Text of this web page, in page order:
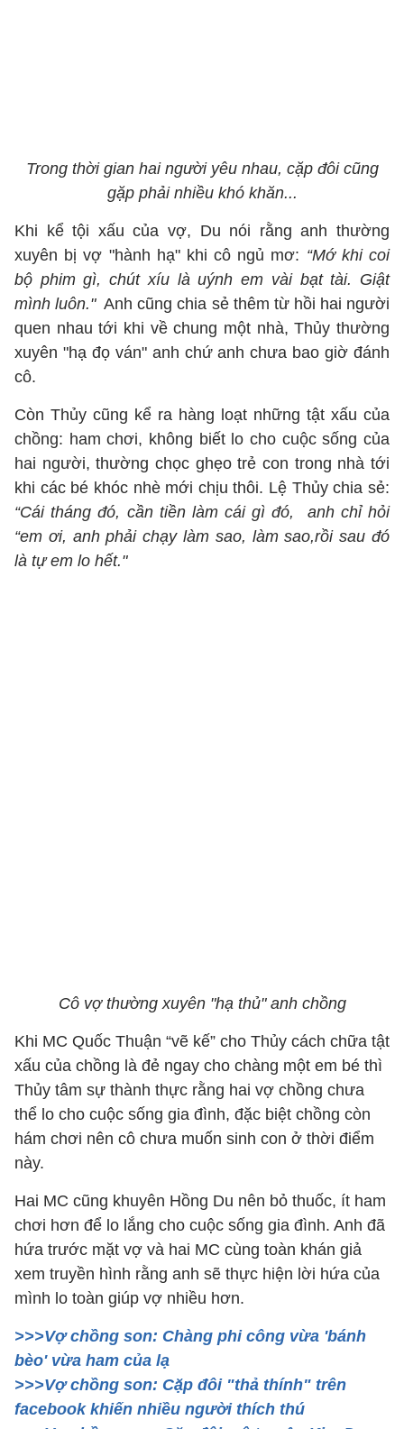
Trong thời gian hai người yêu nhau, cặp đôi cũng
gặp phải nhiều khó khăn...
Khi kể tội xấu của vợ, Du nói rằng anh thường
xuyên bị vợ "hành hạ" khi cô ngủ mơ: “Mớ khi coi
bộ phim gì, chút xíu là uýnh em vài bạt tài. Giật
mình luôn."Anh cũng chia sẻ thêm từ hồi hai người
quen nhau tới khi về chung một nhà, Thủy thường
xuyên "hạ đọ ván" anh chứ anh chưa bao giờ đánh
cô.
Còn Thủy cũng kể ra hàng loạt những tật xấu của
chồng: ham chơi, không biết lo cho cuộc sống của
hai người, thường chọc ghẹo trẻ con trong nhà tới
khi các bé khóc nhè mới chịu thôi. Lệ Thủy chia sẻ:
“Cái tháng đó, cần tiền làm cái gì đó, anh chỉ hỏi
“em ơi, anh phải chạy làm sao, làm sao,rồi sau đó
là tự em lo hết."
Cô vợ thường xuyên "hạ thủ" anh chồng
Khi MC Quốc Thuận “vẽ kế” cho Thủy cách chữa tật
xấu của chồng là đẻ ngay cho chàng một em bé thì
Thủy tâm sự thành thực rằng hai vợ chồng chưa
thể lo cho cuộc sống gia đình, đặc biệt chồng còn
hám chơi nên cô chưa muốn sinh con ở thời điểm
này.
Hai MC cũng khuyên Hồng Du nên bỏ thuốc, ít ham
chơi hơn để lo lắng cho cuộc sống gia đình. Anh đã
hứa trước mặt vợ và hai MC cùng toàn khán giả
xem truyền hình rằng anh sẽ thực hiện lời hứa của
mình lo toàn giúp vợ nhiều hơn.
>>>Vợ chồng son: Chàng phi công vừa 'bánh
bèo' vừa ham của lạ
>>>Vợ chồng son: Cặp đôi "thả thính" trên
facebook khiến nhiều người thích thú